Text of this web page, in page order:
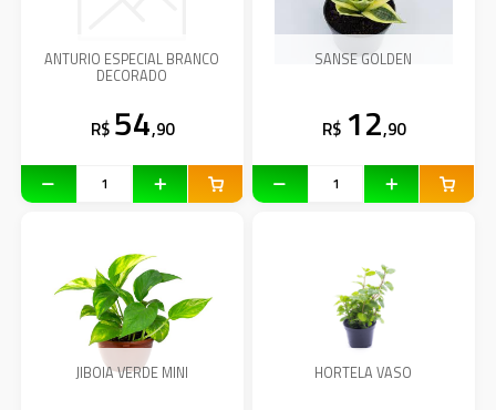
ANTURIO ESPECIAL BRANCO
DECORADO
R$ 54,90
SANSE GOLDEN
R$ 12,90
JIBOIA VERDE MINI HORTELA VASO